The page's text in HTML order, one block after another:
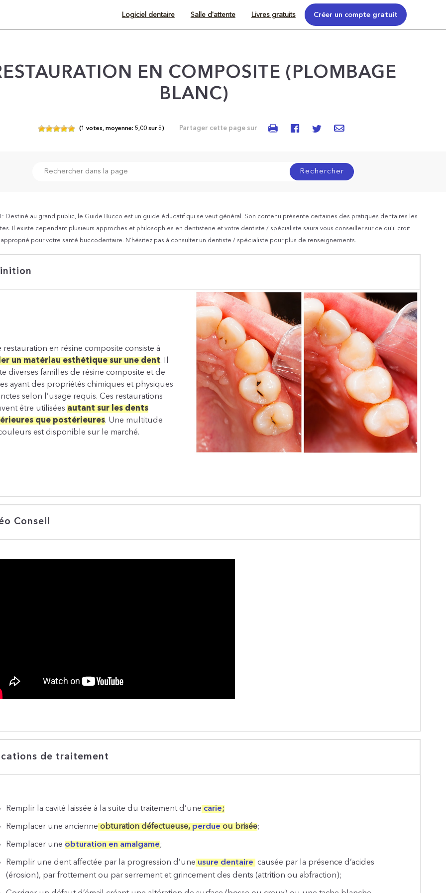
Logiciel dentaire Salle d'attente Livres gratuits Créer un compte gratuit
EN COMPOSITE (PLOMBAGE
BLANC)
(1 votes,moyenne: 5,00sur5) Partager cette page sur
Rechercher
Destiné au grand public, le Guide Bücco est un guide éducatif qui se veut général. Son contenu présente certaines des pratiques dentaires les
Il existe cependant plusieurs approches et philosophies en dentisterie et votre dentiste / spécialiste saura vous conseiller sur ce qu’il croit
pour votre santé buccodentaire. N’hésitez pas à consulter un dentiste / spécialiste pour plus de renseignements.
restauration en résine composite consiste à
un matériau esthétique sur une dent. Il
diverses familles de résine composite et de
ayant des propriétés chimiques et physiques
selon l’usage requis. Ces restaurations
être utilisées autant sur les dents
que postérieures. Une multitude
est disponible sur le marché.
Conseil
de traitement
Remplir la cavité laissée à la suite du traitement d’une carie;
Remplacer une ancienne obturation défectueuse, perdue ou brisée;
Remplacer une obturation en amalgame;
Remplir une dent affectée par la progression d’une usure dentaire causée par la présence d’acides
(érosion), par frottement ou par serrement et grincement des dents (attrition ou abfraction);